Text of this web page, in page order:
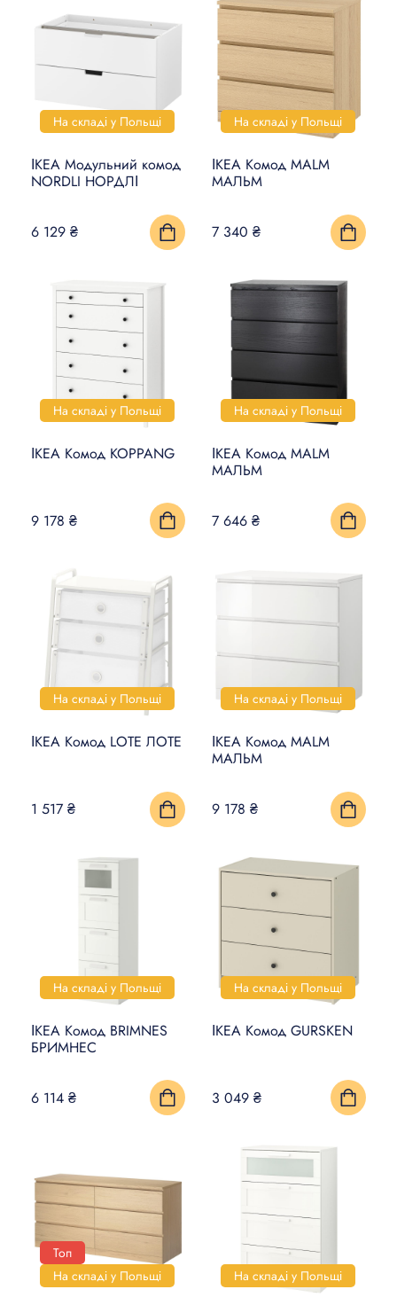
На складі у Польщі
ІКЕА Модульний комод
NORDLI НОРДЛІ
6 129 ₴
На складі у Польщі
ІКЕА Комод MALM
МАЛЬМ
7 340 ₴
На складі у Польщі
ІКЕА Комод KOPPANG
9 178 ₴
На складі у Польщі
ІКЕА Комод MALM
МАЛЬМ
7 646 ₴
На складі у Польщі
ІКЕА Комод LOTE ЛОТЕ
1 517 ₴
На складі у Польщі
ІКЕА Комод MALM
МАЛЬМ
9 178 ₴
На складі у Польщі
ІКЕА Комод BRIMNES
БРИМНЕС
6 114 ₴
На складі у Польщі
ІКЕА Комод GURSKEN
3 049 ₴
Топ
На складі у Польщі
На складі у Польщі